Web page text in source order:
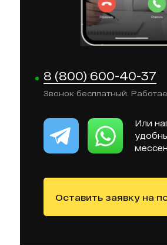
8 (800) 600-40-37
Звонок бесплатный.
Или
Оставить заявку на